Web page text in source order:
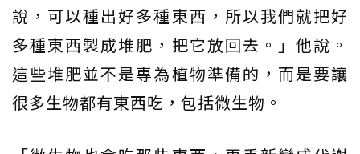
說，可以種出好多種東西，所以我們就把好
多種東西製成堆肥，把它放回去。」他說。
這些堆肥並不是專為植物準備的，而是要讓
很多生物都有東西吃，包括微生物。